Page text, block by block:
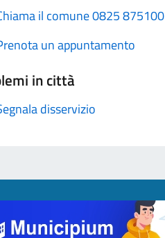
il comune 0825 875100
un appuntamento
in città
disservizio